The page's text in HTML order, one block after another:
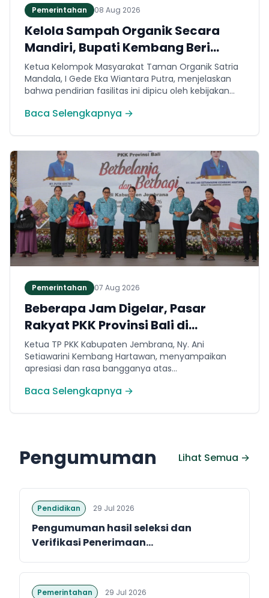
Pemerintahan 08 Aug 2026
Kelola Sampah Organik Secara
Mandiri, Bupati Kembang Beri
Apresiasi Tinggi Warga Sri
Mandala
Ketua Kelompok Masyarakat Taman Organik Satria
Mandala, I Gede Eka Wiantara Putra, menjelaskan
bahwa pendirian fasilitas ini dipicu oleh kebijakan
2026.
Baca Selengkapnya →
Pemerintahan 07 Aug 2026
Beberapa Jam Digelar, Pasar
Rakyat PKK Provinsi Bali di
Jembrana Catat Omset Ratusan
Juta
Ketua TP PKK Kabupaten Jembrana, Ny. Ani
Setiawarini Kembang Hartawan, menyampaikan
apresiasi dan rasa bangganya atas
tuan rumah pelaksanaan Pasar Rakyat kali ini.
Baca Selengkapnya →
Pengumuman Lihat Semua →
Pendidikan 29 Jul 2026
Pengumuman hasil seleksi dan
Verifikasi Penerimaan...
Pemerintahan 29 Jul 2026